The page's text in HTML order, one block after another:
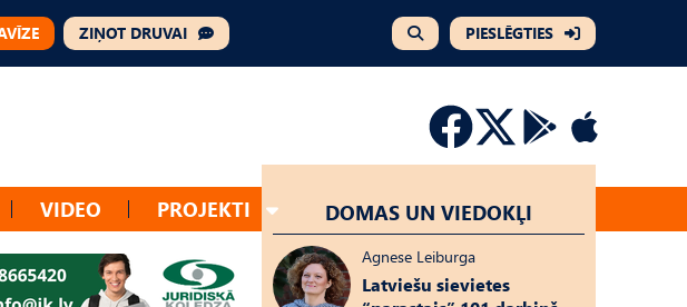
ZIŅOT DRUVAI PIESLĒGTIES
VIDEO PROJEKTI DOMAS UN VIEDOKĻI
Agnese Leiburga
Latviešu sievietes